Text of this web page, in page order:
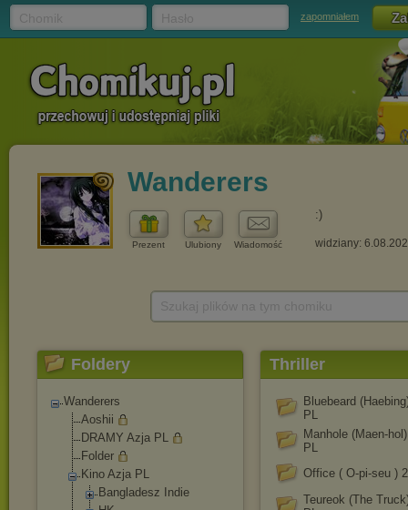
zapomniałem
Wanderers
Prezent Ulubiony Wiadomość
:)
widziany:
Foldery
Wanderers
Aoshii
DRAMY Azja PL
Folder
Kino Azja PL
Bangladesz Indie
Thriller
Bluebeard
PL
Manhole (Maen-
PL
Office ( O-pi-seu )
Teureok (The